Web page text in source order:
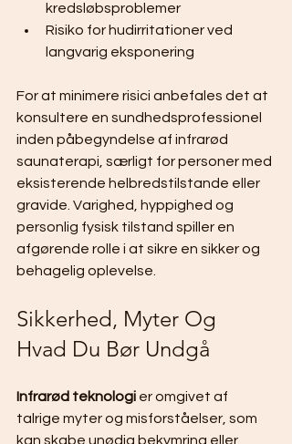
kredsløbsproblemer
Risiko for hudirritationer ved
langvarig eksponering
For at minimere risici anbefales det at
konsultere en sundhedsprofessionel
inden påbegyndelse af infrarød
saunaterapi, særligt for personer med
eksisterende helbredstilstande eller
gravide. Varighed, hyppighed og
personlig fysisk tilstand spiller en
afgørende rolle i at sikre en sikker og
behagelig oplevelse.
Sikkerhed, Myter Og
Hvad Du Bør Undgå
Infrarød teknologi er omgivet af
talrige myter og misforståelser, som
kan skabe unødig bekymring eller